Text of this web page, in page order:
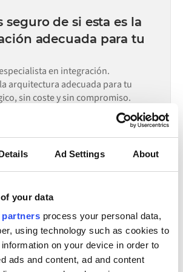
Ad Settings About
your data
partners process your personal data,
using technology such as cookies to
on your device in order to
ads and content, ad and content
el número de flujos requeridos y tu
interna. En el marketplace de Alumio
para muchos sistemas,
el tiempo de
seguro de si esta es la
adecuada para tu
en integración.
arquitectura adecuada para tu
sin coste y sin compromiso.
CON
Trustpilot Zoey
Starweb Wannafind